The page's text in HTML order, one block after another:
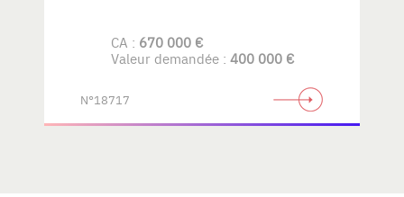
CA : 670 000 €
Valeur demandée : 400 000 €
N°18717